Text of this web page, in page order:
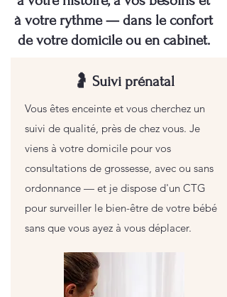
à votre rythme — dans le confort
de votre domicile ou en cabinet.
🤰 Suivi prénatal
Vous êtes enceinte et vous cherchez un
suivi de qualité, près de chez vous. Je
viens à votre domicile pour vos
consultations de grossesse, avec ou sans
ordonnance — et je dispose d'un CTG
pour surveiller le bien-être de votre bébé
sans que vous ayez à vous déplacer.